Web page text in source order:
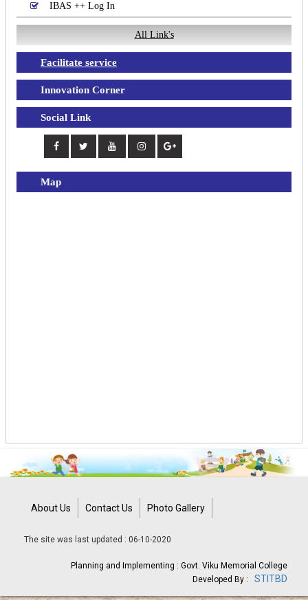
IBAS ++ Log In
All Link's
Facilitate service
Innovation Corner
Social Link
Map
About Us Contact Us Photo Gallery
The site was last updated : 06-10-2020
Planning and Implementing : Govt. Viku Memorial College
Developed By :
STITBD